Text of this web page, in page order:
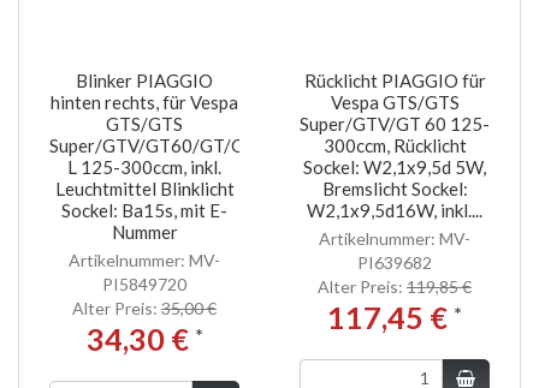
Blinker PIAGGIO
hinten rechts, für Vespa
GTS/GTS
Super/GTV/GT60/GT/GT
L 125-300ccm, inkl.
Leuchtmittel Blinklicht
Sockel: Ba15s, mit E-
Nummer
Artikelnummer: MV-
PI5849720
Alter Preis: 35,00 €
34,30 € *
Rücklicht PIAGGIO für
Vespa GTS/GTS
Super/GTV/GT 60 125-
300ccm, Rücklicht
Sockel: W2,1x9,5d 5W,
Bremslicht Sockel:
W2,1x9,5d16W, inkl....
Artikelnummer: MV-
PI639682
Alter Preis: 119,85 €
117,45 € *